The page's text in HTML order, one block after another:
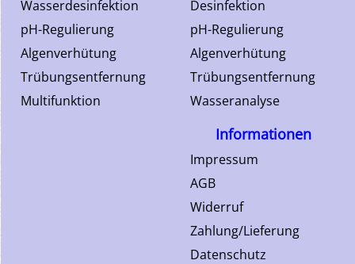
Desinfektion
pH-Regulierung
Algenverhütung
Trübungsentfernung
Wasseranalyse
Wasserdesinfektion
pH-Regulierung
Algenverhütung
Trübungsentfernung
Multifunktion
Informationen
Impressum
AGB
Widerruf
Zahlung/Lieferung
Datenschutz